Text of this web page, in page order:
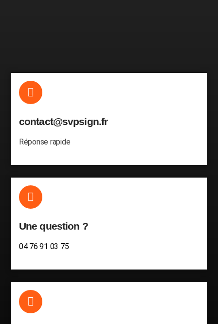
contact@svpsign.fr
Réponse rapide
Une question ?
04 76 91 03 75